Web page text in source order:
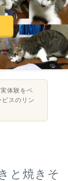
体験をベ
スのリン
と焼きそ